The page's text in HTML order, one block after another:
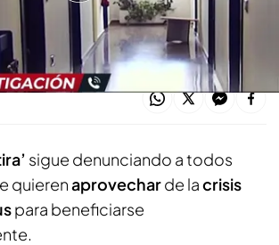
o retiran la fianza si no cumplen el
sigue denunciando a todos
quierenaprovecharde lacrisis
para beneficiarse